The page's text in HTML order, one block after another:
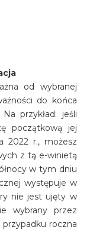
od wybranej
do końca
przykład: jeśli
początkową jej
2022 r., możesz
z tą e-winietą
w tym dniu
występuje w
nie jest ujęty w
wybrany przez
roczna